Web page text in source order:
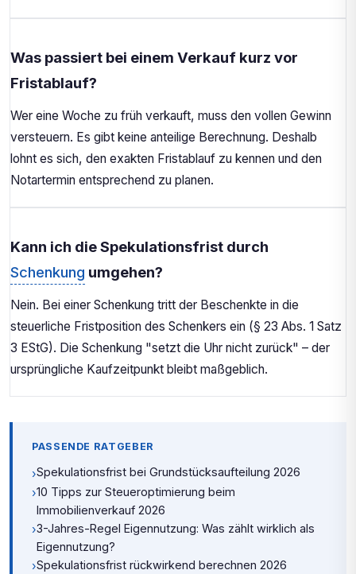
Was passiert bei einem Verkauf kurz vor
Fristablauf?
Wer eine Woche zu früh verkauft, muss den vollen Gewinn
versteuern. Es gibt keine anteilige Berechnung. Deshalb
lohnt es sich, den exakten Fristablauf zu kennen und den
Notartermin entsprechend zu planen.
Kann ich die Spekulationsfrist durch
Schenkung umgehen?
Nein. Bei einer Schenkung tritt der Beschenkte in die
steuerliche Fristposition des Schenkers ein (§ 23 Abs. 1 Satz
3 EStG). Die Schenkung "setzt die Uhr nicht zurück" – der
ursprüngliche Kaufzeitpunkt bleibt maßgeblich.
PASSENDE RATGEBER
›Spekulationsfrist bei Grundstücksaufteilung 2026
›10 Tipps zur Steueroptimierung beim
Immobilienverkauf 2026
›3-Jahres-Regel Eigennutzung: Was zählt wirklich als
Eigennutzung?
›Spekulationsfrist rückwirkend berechnen 2026